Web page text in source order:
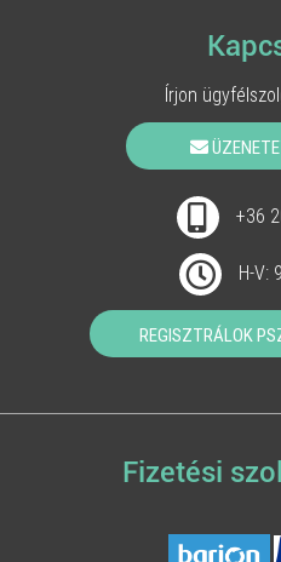
Írjon
+36
H-V:
REGISZTRÁLOK
Fizetési